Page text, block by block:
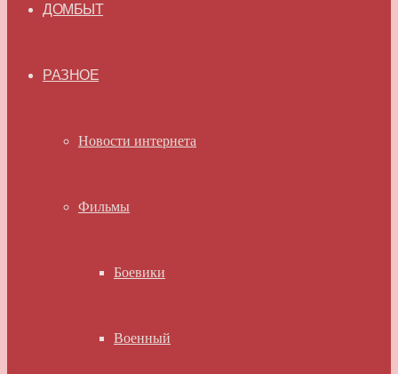
ДОМБЫТ
РАЗНОЕ
Новости интернета
Фильмы
Боевики
Военный